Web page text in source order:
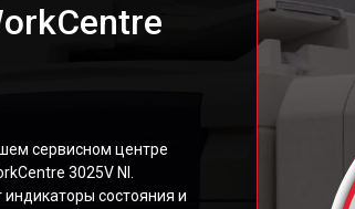
сервисном центре
3025V NI.
состояния и